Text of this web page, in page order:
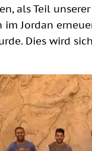
als Teil unserer
Jordan
Dies wird